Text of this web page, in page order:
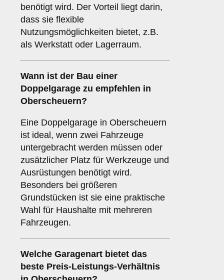
benötigt wird. Der Vorteil liegt darin,
dass sie flexible
Nutzungsmöglichkeiten bietet, z.B.
als Werkstatt oder Lagerraum.
Wann ist der Bau einer
Doppelgarage zu empfehlen in
Oberscheuern?
Eine Doppelgarage in Oberscheuern
ist ideal, wenn zwei Fahrzeuge
untergebracht werden müssen oder
zusätzlicher Platz für Werkzeuge und
Ausrüstungen benötigt wird.
Besonders bei größeren
Grundstücken ist sie eine praktische
Wahl für Haushalte mit mehreren
Fahrzeugen.
Welche Garagenart bietet das
beste Preis-Leistungs-Verhältnis